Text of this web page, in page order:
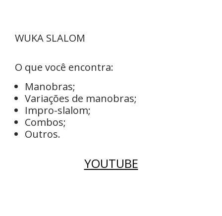
WUKA SLALOM
O que você encontra:
Manobras;
Variações de manobras;
Impro-slalom;
Combos;
Outros.
YOUTUBE